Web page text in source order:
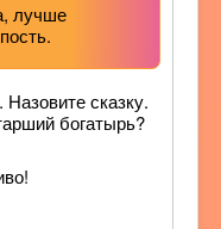
лучше
Назовите сказку.
богатырь?